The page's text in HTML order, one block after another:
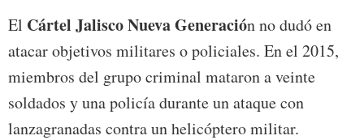
El Cártel Jalisco Nueva Generación no dudó en
atacar objetivos militares o policiales. En el 2015,
miembros del grupo criminal mataron a veinte
soldados y una policía durante un ataque con
lanzagranadas contra un helicóptero militar.